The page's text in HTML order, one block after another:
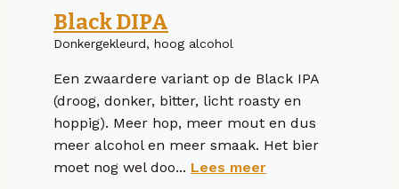
Black DIPA
Donkergekleurd, hoog alcohol
Een zwaardere variant op de Black IPA
(droog, donker, bitter, licht roasty en
hoppig). Meer hop, meer mout en dus
meer alcohol en meer smaak. Het bier
moet nog wel doo... Lees meer